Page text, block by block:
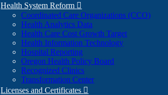
Health System Reform 
Coordinated Care Organizations (CCO)
Health Analytics Data
Health Care Cost Growth Target
Health Information Technology
Hospital Reporting
Oregon Health Policy Board
Recognized Clinics
Transformation Center
Licenses and Certificates 